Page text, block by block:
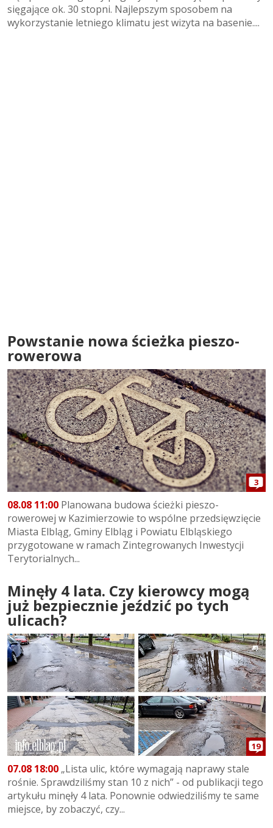
sięgające ok. 30 stopni. Najlepszym sposobem na
wykorzystanie letniego klimatu jest wizyta na basenie....
Powstanie nowa ścieżka pieszo-
rowerowa
3
08.08 11:00 Planowana budowa ścieżki pieszo-
rowerowej w Kazimierzowie to wspólne przedsięwzięcie
Miasta Elbląg, Gminy Elbląg i Powiatu Elbląskiego
przygotowane w ramach Zintegrowanych Inwestycji
Terytorialnych...
Minęły 4 lata. Czy kierowcy mogą
już bezpiecznie jeździć po tych
ulicach?
19
07.08 18:00 „Lista ulic, które wymagają naprawy stale
rośnie. Sprawdziliśmy stan 10 z nich” - od publikacji tego
artykułu minęły 4 lata. Ponownie odwiedziliśmy te same
miejsce, by zobaczyć, czy...